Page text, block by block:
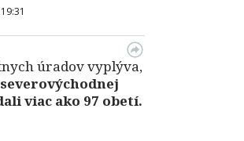
úradov vyplýva,
viac ako 97 obetí.